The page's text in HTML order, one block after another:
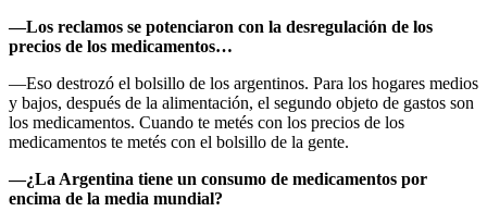
—Los reclamos se potenciaron con la desregulación de los
precios de los medicamentos…
—Eso destrozó el bolsillo de los argentinos. Para los hogares medios
y bajos, después de la alimentación, el segundo objeto de gastos son
los medicamentos. Cuando te metés con los precios de los
medicamentos te metés con el bolsillo de la gente.
—¿La Argentina tiene un consumo de medicamentos por
encima de la media mundial?